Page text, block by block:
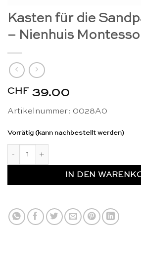
Kasten für die
– Nienhuis
CHF 39.00
Artikelnummer: 0028A0
Vorrätig (kann nachbestellt werden)
IN DEN